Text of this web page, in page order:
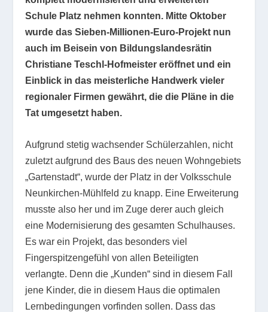
Schule Platz nehmen konnten. Mitte Oktober
wurde das Sieben-Millionen-Euro-Projekt nun
auch im Beisein von Bildungslandesrätin
Christiane Teschl-Hofmeister eröffnet und ein
Einblick in das meisterliche Handwerk vieler
regionaler Firmen gewährt, die die Pläne in die
Tat umgesetzt haben.
Aufgrund stetig wachsender Schülerzahlen, nicht
zuletzt aufgrund des Baus des neuen Wohngebiets
„Gartenstadt“, wurde der Platz in der Volksschule
Neunkirchen-Mühlfeld zu knapp. Eine Erweiterung
musste also her und im Zuge derer auch gleich
eine Modernisierung des gesamten Schulhauses.
Es war ein Projekt, das besonders viel
Fingerspitzengefühl von allen Beteiligten
verlangte. Denn die „Kunden“ sind in diesem Fall
jene Kinder, die in diesem Haus die optimalen
Lernbedingungen vorfinden sollen. Dass das